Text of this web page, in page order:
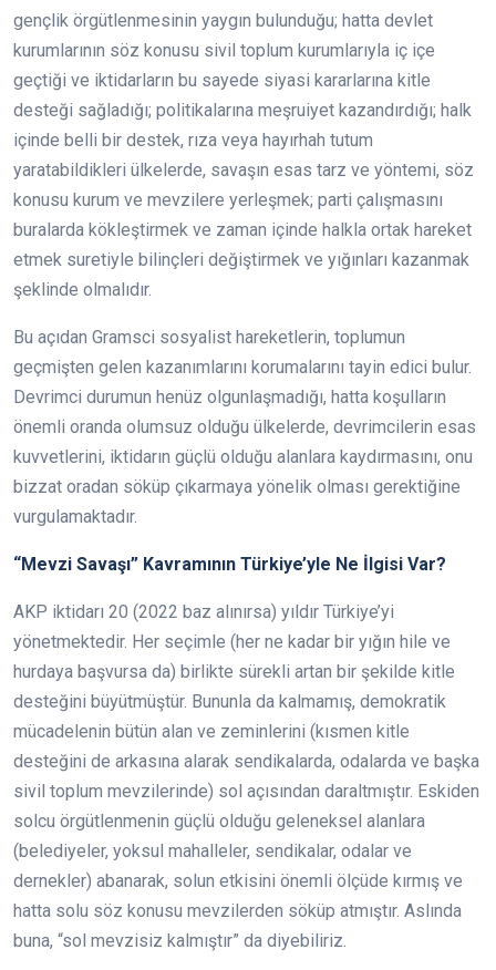
gençlik örgütlenmesinin yaygın bulunduğu; hatta devlet
kurumlarının söz konusu sivil toplum kurumlarıyla iç içe
geçtiği ve iktidarların bu sayede siyasi kararlarına kitle
desteği sağladığı; politikalarına meşruiyet kazandırdığı; halk
içinde belli bir destek, rıza veya hayırhah tutum
yaratabildikleri ülkelerde, savaşın esas tarz ve yöntemi, söz
konusu kurum ve mevzilere yerleşmek; parti çalışmasını
buralarda kökleştirmek ve zaman içinde halkla ortak hareket
etmek suretiyle bilinçleri değiştirmek ve yığınları kazanmak
şeklinde olmalıdır.
Bu açıdan Gramsci sosyalist hareketlerin, toplumun
geçmişten gelen kazanımlarını korumalarını tayin edici bulur.
Devrimci durumun henüz olgunlaşmadığı, hatta koşulların
önemli oranda olumsuz olduğu ülkelerde, devrimcilerin esas
kuvvetlerini, iktidarın güçlü olduğu alanlara kaydırmasını, onu
bizzat oradan söküp çıkarmaya yönelik olması gerektiğine
vurgulamaktadır.
“Mevzi Savaşı” Kavramının Türkiye’yle Ne İlgisi Var?
AKP iktidarı 20 (2022 baz alınırsa) yıldır Türkiye’yi
yönetmektedir. Her seçimle (her ne kadar bir yığın hile ve
hurdaya başvursa da) birlikte sürekli artan bir şekilde kitle
desteğini büyütmüştür. Bununla da kalmamış, demokratik
mücadelenin bütün alan ve zeminlerini (kısmen kitle
desteğini de arkasına alarak sendikalarda, odalarda ve başka
sivil toplum mevzilerinde) sol açısından daraltmıştır. Eskiden
solcu örgütlenmenin güçlü olduğu geleneksel alanlara
(belediyeler, yoksul mahalleler, sendikalar, odalar ve
dernekler) abanarak, solun etkisini önemli ölçüde kırmış ve
hatta solu söz konusu mevzilerden söküp atmıştır. Aslında
buna, “sol mevzisiz kalmıştır” da diyebiliriz.